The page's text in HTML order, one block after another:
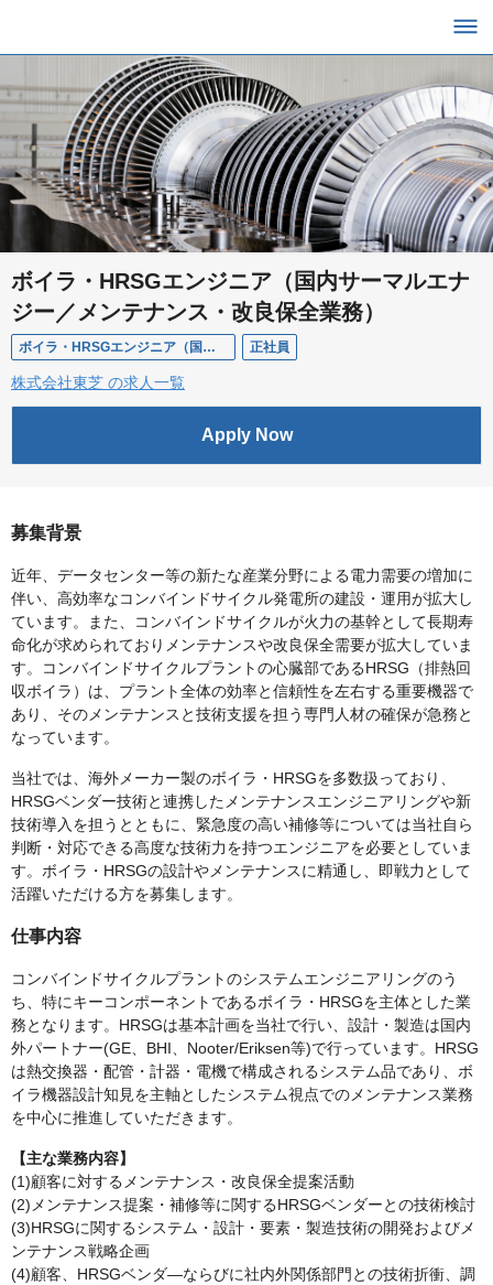
ボイラ・HRSGエンジニア（国内サーマルエナ
ジー／メンテナンス・改良保全業務）
ボイラ・HRSGエンジニア（国内サーマルエナジー／メンテナンス・改良保全業務） 正社員
株式会社東芝 の求人一覧
Apply Now
募集背景
近年、データセンター等の新たな産業分野による電力需要の増加に
伴い、高効率なコンバインドサイクル発電所の建設・運用が拡大し
ています。また、コンバインドサイクルが火力の基幹として長期寿
命化が求められておりメンテナンスや改良保全需要が拡大していま
す。コンバインドサイクルプラントの心臓部であるHRSG（排熱回
収ボイラ）は、プラント全体の効率と信頼性を左右する重要機器で
あり、そのメンテナンスと技術支援を担う専門人材の確保が急務と
なっています。
当社では、海外メーカー製のボイラ・HRSGを多数扱っており、
HRSGベンダー技術と連携したメンテナンスエンジニアリングや新
技術導入を担うとともに、緊急度の高い補修等については当社自ら
判断・対応できる高度な技術力を持つエンジニアを必要としていま
す。ボイラ・HRSGの設計やメンテナンスに精通し、即戦力として
活躍いただける方を募集します。
仕事内容
コンバインドサイクルプラントのシステムエンジニアリングのう
ち、特にキーコンポーネントであるボイラ・HRSGを主体とした業
務となります。HRSGは基本計画を当社で行い、設計・製造は国内
外パートナー(GE、BHI、Nooter/Eriksen等)で行っています。HRSG
は熱交換器・配管・計器・電機で構成されるシステム品であり、ボ
イラ機器設計知見を主軸としたシステム視点でのメンテナンス業務
を中心に推進していただきます。
【主な業務内容】
(1)顧客に対するメンテナンス・改良保全提案活動
(2)メンテナンス提案・補修等に関するHRSGベンダーとの技術検討
(3)HRSGに関するシステム・設計・要素・製造技術の開発およびメ
ンテナンス戦略企画
(4)顧客、HRSGベンダ―ならびに社内外関係部門との技術折衝、調